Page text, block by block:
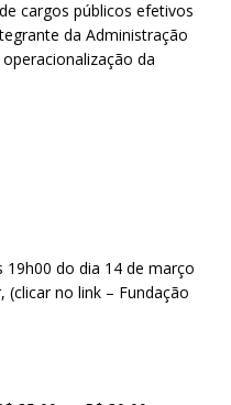
cargos públicos efetivos
da Administração
da
do dia 14 de março
no link – Fundação